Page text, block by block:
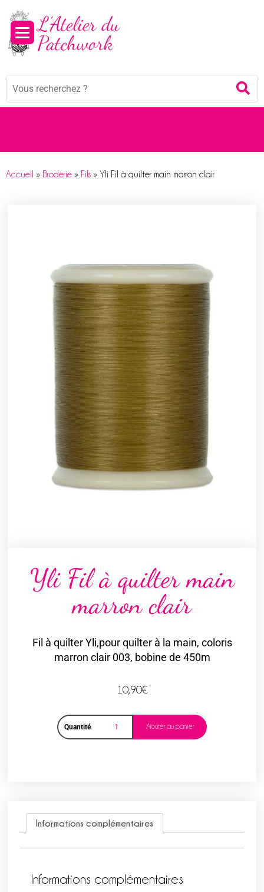
Mots
Accueil » Broderie » Fils » Yli Fil à quilter main marron clair
Yli Fil à quilter main
marron clair
Fil à quilter Yli,pour quilter à la main, coloris
marron clair 003, bobine de 450m
10,90€
Quantité Ajouter au panier
Informations complémentaires
Informations complémentaires